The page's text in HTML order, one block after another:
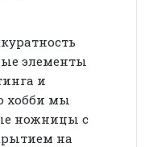
элементы
и
хобби мы
ножницы с
на